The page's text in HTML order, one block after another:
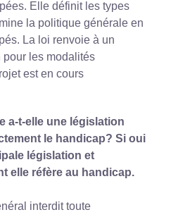
Elle définit les types
la politique générale en
La loi renvoie à un
les modalités
est en cours
a-t-elle une législation
le handicap? Si oui
législation et
elle réfère au handicap.
interdit toute